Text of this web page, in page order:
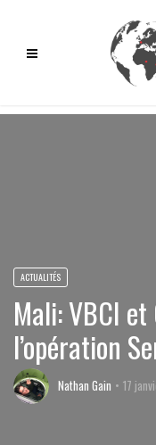
ACTUALITÉS
Mali: VBCI
l’opération
Nathan Gain 17